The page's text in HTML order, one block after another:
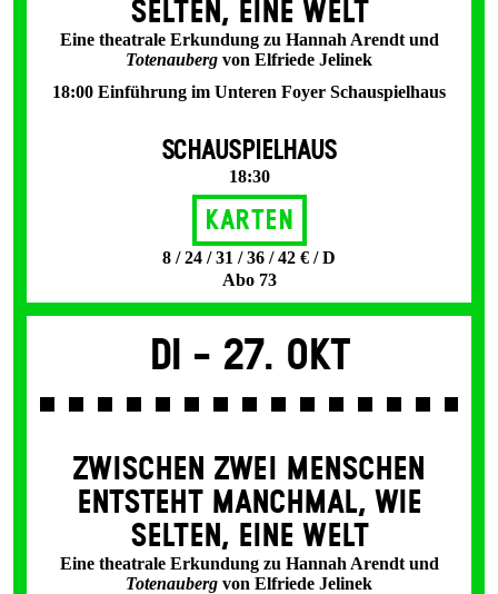
SELTEN, EINE WELT
Eine theatrale Erkundung zu Hannah Arendt und
Totenauberg von Elfriede Jelinek
18:00 Einführung im Unteren Foyer Schauspielhaus
SCHAUSPIELHAUS
18:30
Karten
8 / 24 / 31 / 36 / 42 € / D
Abo 73
Di - 27. Okt
ZWISCHEN ZWEI MENSCHEN
ENT­STEHT MANCH­MAL, WIE
SELTEN, EINE WELT
Eine theatrale Erkundung zu Hannah Arendt und
Totenauberg von Elfriede Jelinek